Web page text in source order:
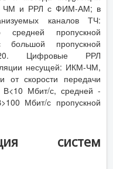
ЧМ и РРЛ с ФИМ-АМ; в
каналов ТЧ:
пропускной
пропускной
Цифровые РРЛ
несущей: ИКМ-ЧМ,
скорости передачи
Мбит/с, средней -
Мбит/с пропускной
систем